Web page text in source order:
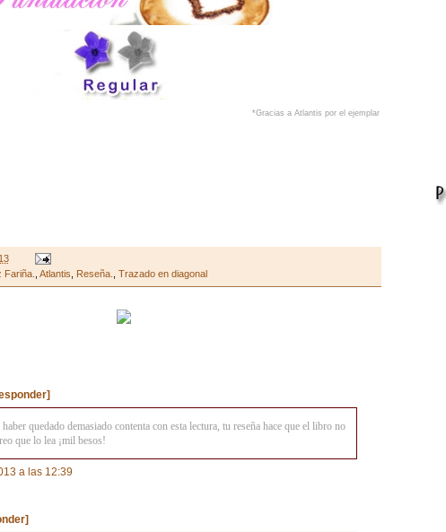
*Gracias a Atlantis por el ejemplar
Fariña. Atlantis Reseña. Trazado en diagonal
quedado demasiado contenta con esta lectura, tu reseña hace que el libro no
que lo lea ¡mil besos!
a las 12:39